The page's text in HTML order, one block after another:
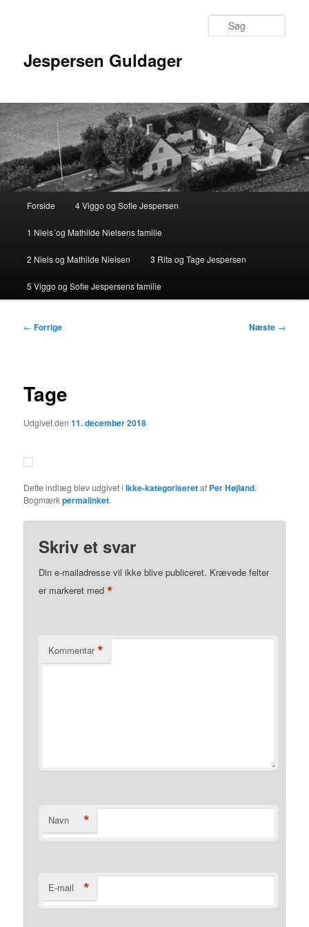
Jespersen Guldager
Forside 4 Viggo og Sofie Jespersen
1 Niels´og Mathilde Nielsens familie
2 Niels og Mathilde Nielsen 3 Rita og Tage Jespersen
5 Viggo og Sofie Jespersens familie
Indlægsnavigation
← Forrige Næste →
Tage
Udgivet den11. december 2018
Dette indlæg blev udgivet iIkke-kategoriseretaf Per Højland.
Bogmærkpermalinket.
Skriv et svar
Din e-mailadresse vil ikke blive publiceret. Krævede felter
er markeret med*
Kommentar *
Navn *
E-mail *